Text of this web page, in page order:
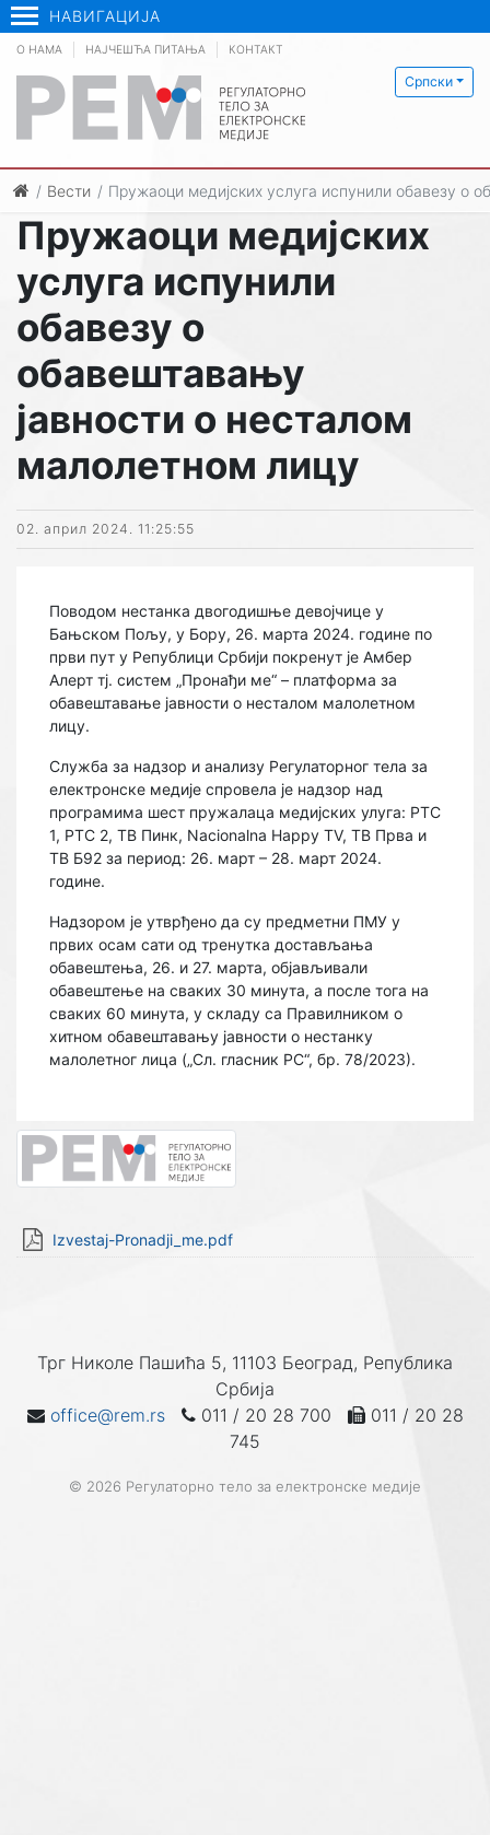
НАВИГАЦИЈА
Српски
О НАМА НАЈЧЕШЋА ПИТАЊА КОНТАКТ
Вести Пружаоци медијских услуга испунили обавезу о
Пружаоци медијских
услуга испунили
обавезу о
обавештавању
јавности о несталом
малолетном лицу
02. април 2024. 11:25:55
Поводом нестанка двогодишње девојчице у
Бањском Пољу, у Бору, 26. марта 2024. године по
први пут у Републици Србији покренут је Амбер
Алерт тј. систем „Пронађи ме“ – платформа за
обавештавање јавности о несталом малолетном
лицу.
Служба за надзор и анализу Регулаторног тела за
електронске медије спровела је надзор над
програмима шест пружалаца медијских улуга: РТС
1, РТС 2, ТВ Пинк, Nacionalna Happy TV, ТВ Прва и
ТВ Б92 за период: 26. март – 28. март 2024.
године.
Надзором је утврђено да су предметни ПМУ у
првих осам сати од тренутка достављања
обавештења, 26. и 27. марта, објављивали
обавештење на сваких 30 минута, а после тога на
сваких 60 минута, у складу са Правилником о
хитном обавештавању јавности о нестанку
малолетног лица („Сл. гласник РС“, бр. 78/2023).
Izvestaj-Pronadji_me.pdf
Трг Николе Пашића 5, 11103 Београд, Република
Србија
office@rem.rs
011 / 20 28 700
011 / 20 28
745
© 2026 Регулаторно тело за електронске медије